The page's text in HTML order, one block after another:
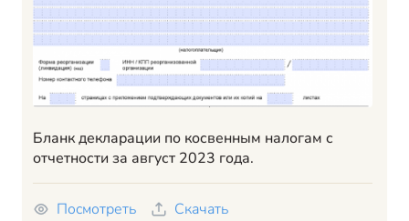
Бланк декларации по косвенным налогам с
отчетности за август 2023 года.
Посмотреть Скачать